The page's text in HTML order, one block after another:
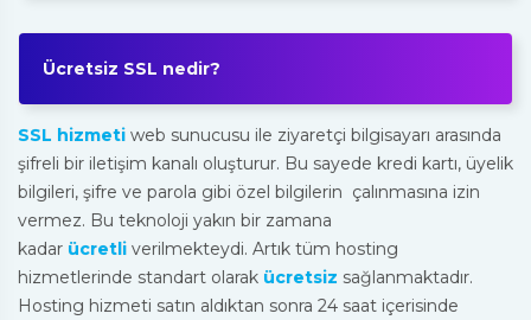
Ücretsiz SSL nedir?
SSL hizmeti web sunucusu ile ziyaretçi bilgisayarı arasında
şifreli bir iletişim kanalı oluşturur. Bu sayede kredi kartı, üyelik
bilgileri, şifre ve parola gibi özel bilgilerin çalınmasına izin
vermez. Bu teknoloji yakın bir zamana
kadar ücretli verilmekteydi. Artık tüm hosting
hizmetlerinde standart olarak ücretsiz sağlanmaktadır.
Hosting hizmeti satın aldıktan sonra 24 saat içerisinde